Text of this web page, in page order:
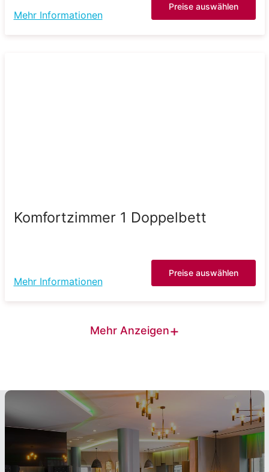
Mehr Informationen
Preise auswählen
Komfortzimmer 1 Doppelbett
Mehr Informationen
Preise auswählen
Mehr Anzeigen+